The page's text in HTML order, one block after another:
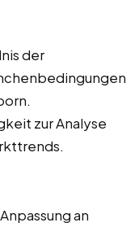
der
zur Analyse
an